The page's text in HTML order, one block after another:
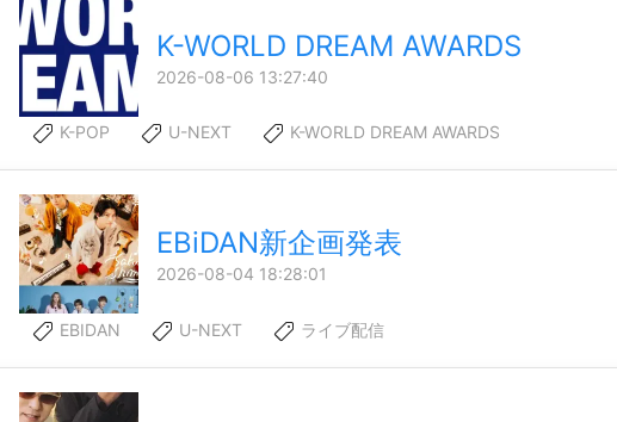
K-WORLD DREAM AWARDS
2026-08-06 13:27:40
K-POP U-NEXT K-WORLD DREAM AWARDS
EBiDAN新企画発表
2026-08-04 18:28:01
EBIDAN U-NEXT ライブ配信